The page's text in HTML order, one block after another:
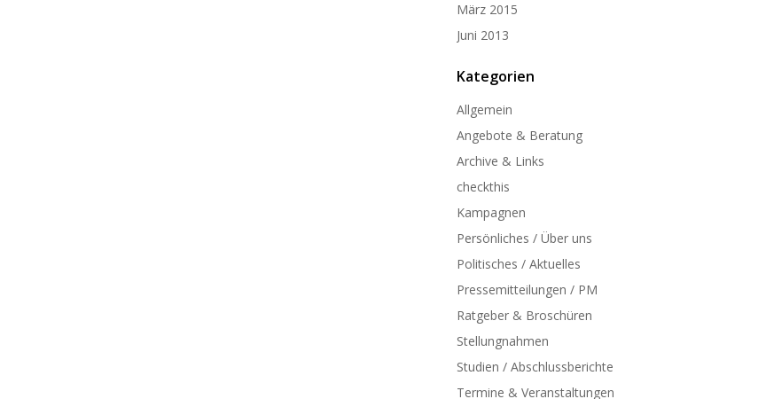
März 2015
Juni 2013
Kategorien
Allgemein
Angebote & Beratung
Archive & Links
checkthis
Kampagnen
Persönliches / Über uns
Politisches / Aktuelles
Pressemitteilungen / PM
Ratgeber & Broschüren
Stellungnahmen
Studien / Abschlussberichte
Termine & Veranstaltungen